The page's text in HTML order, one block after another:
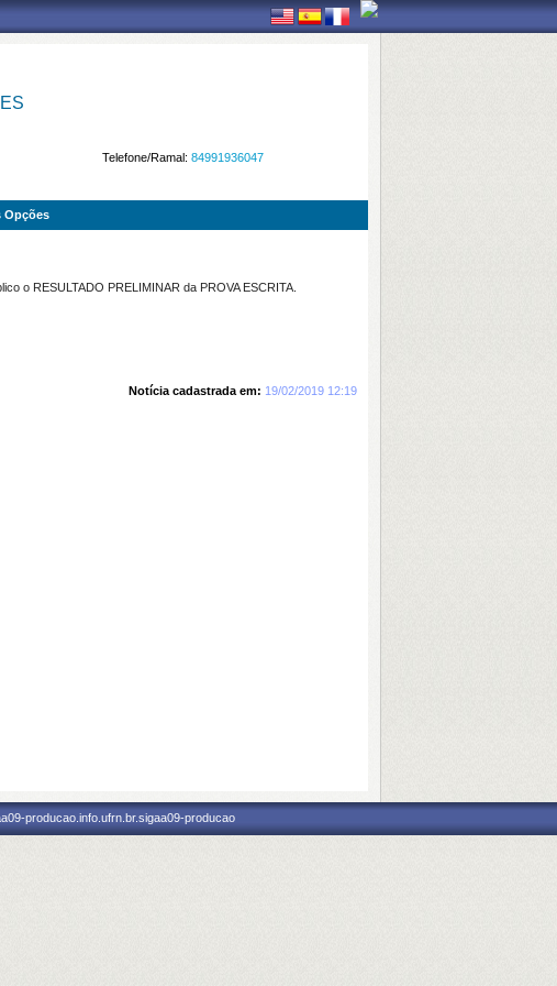
Telefone/Ramal: 84991936047
Opções
o RESULTADO PRELIMINAR da PROVA ESCRITA.
Notícia cadastrada em: 19/02/2019 12:19
producao.info.ufrn.br.sigaa09-producao